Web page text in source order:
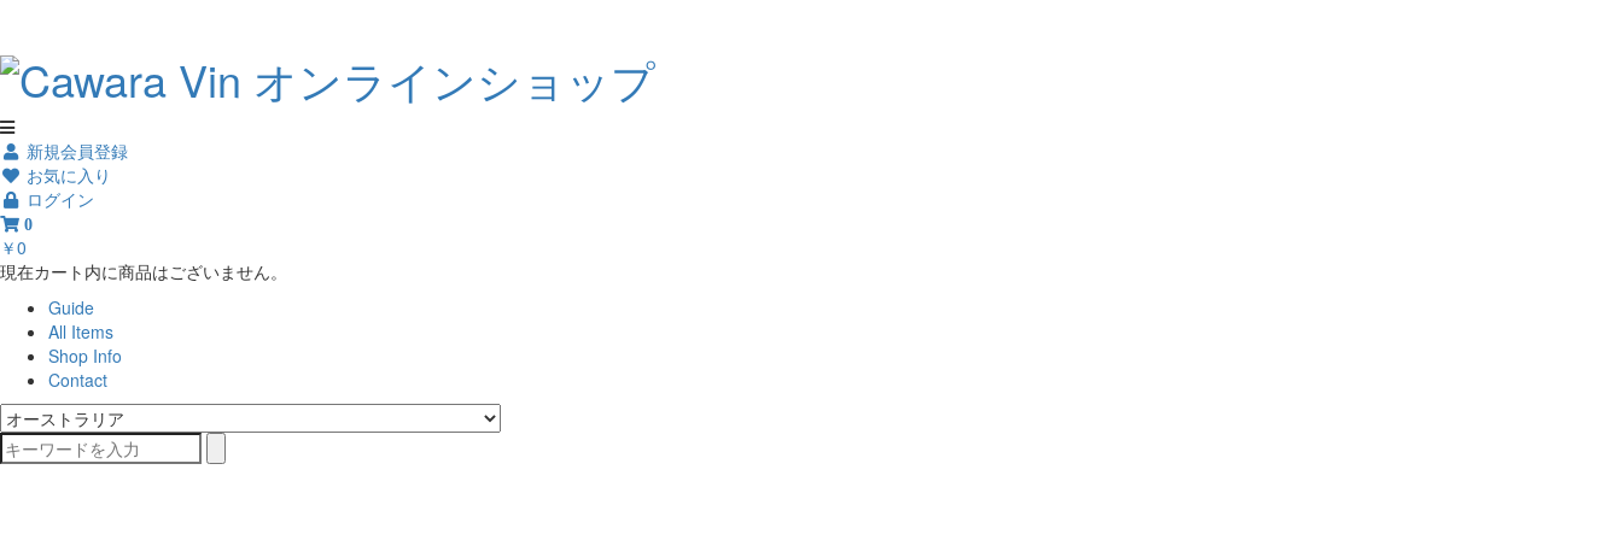
新規会員登録
お気に入り
ログイン
0
￥0
現在カート内に商品はございません。
Guide
All Items
Shop Info
Contact